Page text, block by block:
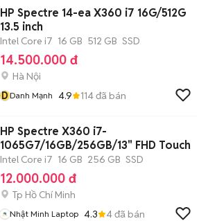
HP Spectre 14-ea X360 i7 16G/512G
13.5 inch
Intel Core i7 16 GB 512 GB SSD
14.500.000 đ
Hà Nội
DDanh Mạnh 4.9 114đã bán
HP Spectre X360 i7-
1065G7/16GB/256GB/13" FHD Touch
Intel Core i7 16 GB 256 GB SSD
12.000.000 đ
Tp Hồ Chí Minh
Nhật Minh Laptop 4.3 4đã bán